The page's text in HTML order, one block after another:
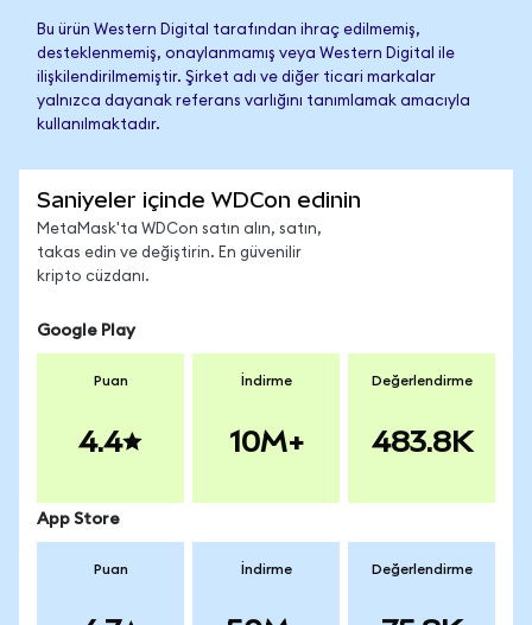
Bu ürün Western Digital tarafından ihraç edilmemiş,
desteklenmemiş, onaylanmamış veya Western Digital ile
ilişkilendirilmemiştir. Şirket adı ve diğer ticari markalar
yalnızca dayanak referans varlığını tanımlamak amacıyla
kullanılmaktadır.
Saniyeler içinde WDCon edinin
MetaMask'ta WDCon satın alın, satın,
takas edin ve değiştirin. En güvenilir
kripto cüzdanı.
Google Play
Puan
4.4
İndirme
10M+
Değerlendirme
483.8K
App Store
Puan İndirme Değerlendirme